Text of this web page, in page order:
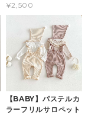
¥2,500
【BABY】パステルカ
ラーフリルサロペット